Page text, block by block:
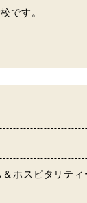
です。
ホスピタリティ